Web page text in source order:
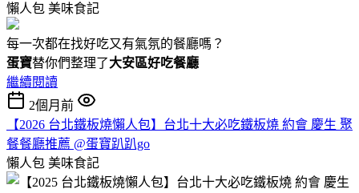
懶人包 美味食記
每一次都在找好吃又有氣氛的餐廳嗎？
蛋寶替你們整理了大安區好吃餐廳
繼續閱讀
2個月前
【2026 台北鐵板燒懶人包】台北十大必吃鐵板燒 約會 慶生 聚
餐餐廳推薦 @蛋寶趴趴go
懶人包 美味食記